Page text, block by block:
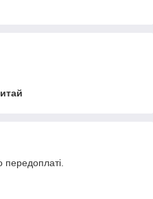
передоплаті.